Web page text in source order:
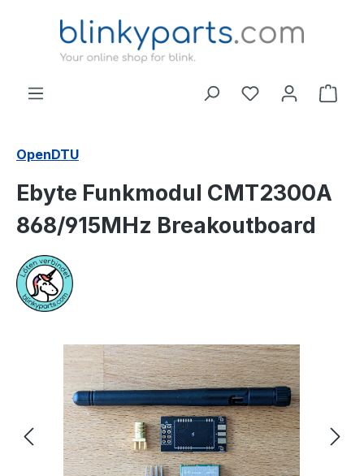
Zum Hauptinhalt springen
OpenDTU
Ebyte Funkmodul CMT2300A
868/915MHz Breakoutboard
Bildergalerie überspringen